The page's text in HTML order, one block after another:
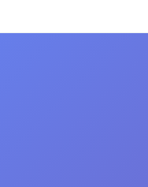
Panneau de gestion